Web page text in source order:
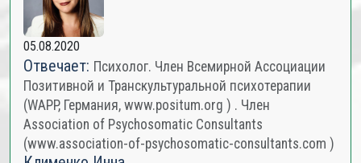
05.08.2020
Отвечает: Психолог. Член Всемирной Ассоциации
Позитивной и Транскультуральной психотерапии
(WAPP, Германия, www.positum.org ) . Член
Association of Psychosomatic Consultants
(www.association-of-psychosomatic-consultants.com )